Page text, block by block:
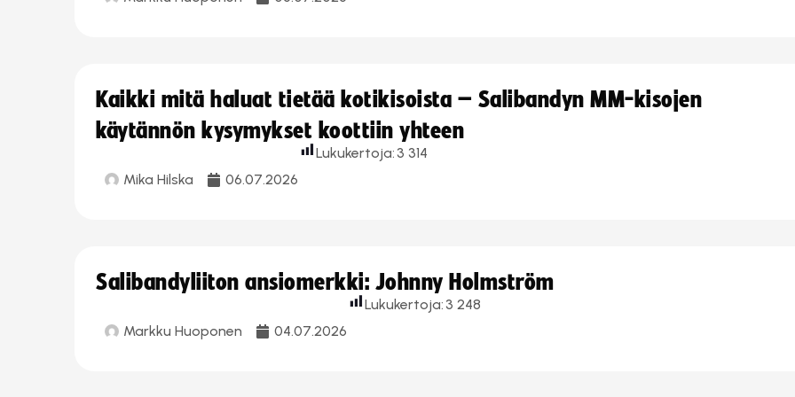
Kaikki mitä haluat tietää kotikisoista – Salibandyn MM-kisojen
käytännön kysymykset koottiin yhteen
Mika Hilska 06.07.2026
Lukukertoja: 3 314
Salibandyliiton ansiomerkki: Johnny Holmström
Markku Huoponen 04.07.2026
Lukukertoja: 3 248